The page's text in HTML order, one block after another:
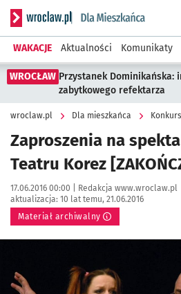
Serwis informacyjny wroclaw.pl
WAKACJE Aktualności Komunikaty
WROCŁAW Przystanek Dominikańska:
zabytkowego refektarza
wroclaw.pl Dla mieszkańca
Zaproszenia na
Teatru Korez
Data publikacji:
17.06.2016 00:00 | Autor:
Redakcja www.wroclaw.pl
aktualizacja: 10 lat temu, 21.06.2016
Materiał archiwalny